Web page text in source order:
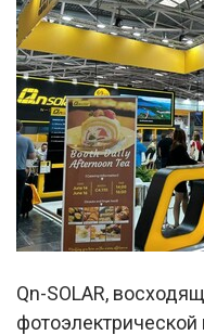
Qn-SOLAR,